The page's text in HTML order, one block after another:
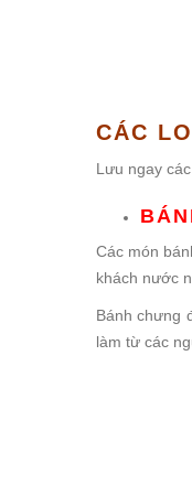
CÁC
Lưu ngay
Các món
khách nước
Bánh chưng
làm từ các